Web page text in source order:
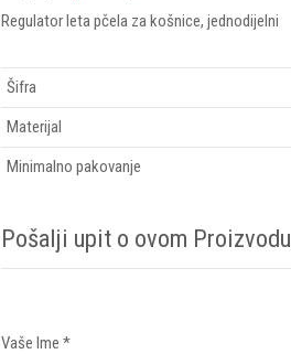
Regulator leta pčela za košnice, jednodijelni
Šifra
Materijal
Minimalno pakovanje
Pošalji upit o ovom Proizvodu
Vaše Ime *